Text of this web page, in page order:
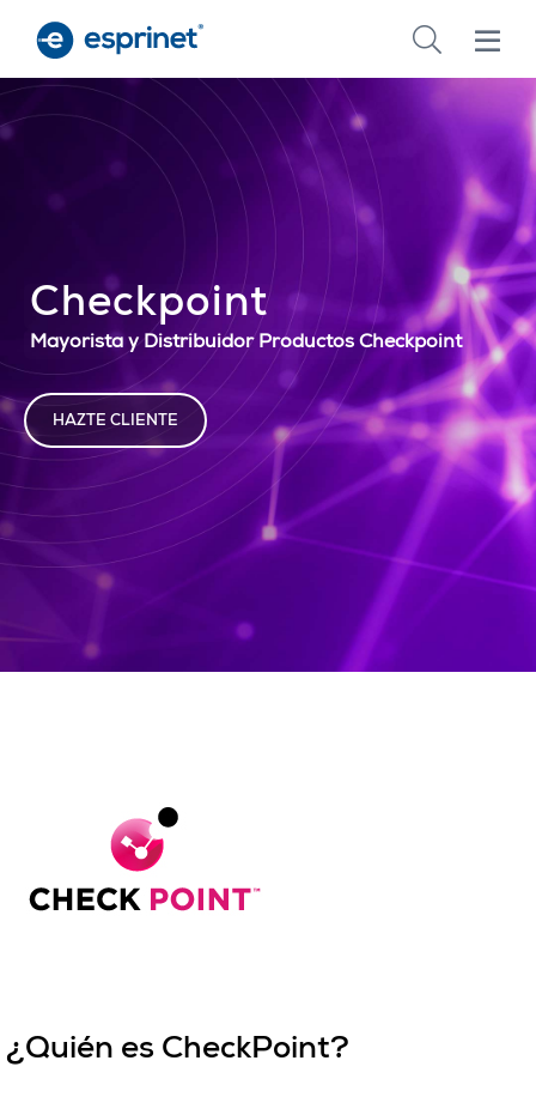
main
content
Checkpoint
Mayorista y Distribuidor Productos Checkpoint
HAZTE CLIENTE
¿Quién es CheckPoint?